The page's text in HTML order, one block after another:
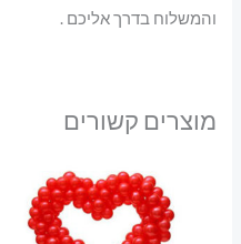
והמשלוח בדרך אליכם .
מוצרים קשורים